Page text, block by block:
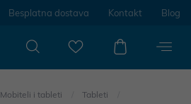
Besplatna dostava Kontakt Blog
Mobiteli i tableti Tableti